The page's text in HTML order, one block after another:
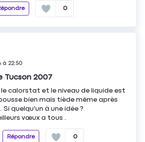
0
à 22:50
Tucson 2007
calorstat et le niveau de liquide est
bien mais tiède même après
quelqu'un à une idée ?
vœux a tous .
Répondre 0